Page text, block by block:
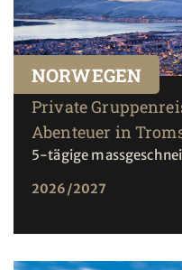
NORWEGEN
Private
Abenteuer in
5-tägige
2026/2027